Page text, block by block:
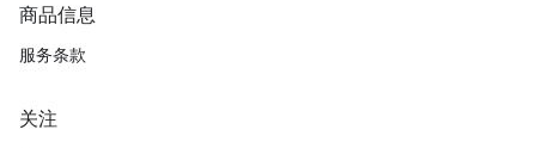
商品信息
服务条款
关注